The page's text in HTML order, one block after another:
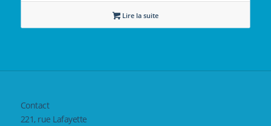
Lire la suite
Contact
221, rue Lafayette